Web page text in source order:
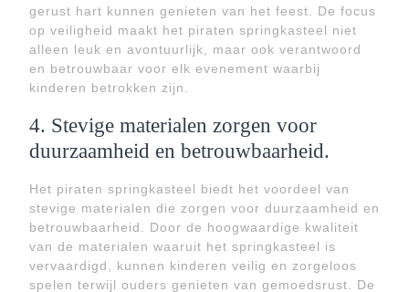
gerust hart kunnen genieten van het feest. De focus
op veiligheid maakt het piraten springkasteel niet
alleen leuk en avontuurlijk, maar ook verantwoord
en betrouwbaar voor elk evenement waarbij
kinderen betrokken zijn.
4. Stevige materialen zorgen voor
duurzaamheid en betrouwbaarheid.
Het piraten springkasteel biedt het voordeel van
stevige materialen die zorgen voor duurzaamheid en
betrouwbaarheid. Door de hoogwaardige kwaliteit
van de materialen waaruit het springkasteel is
vervaardigd, kunnen kinderen veilig en zorgeloos
spelen terwijl ouders genieten van gemoedsrust. De